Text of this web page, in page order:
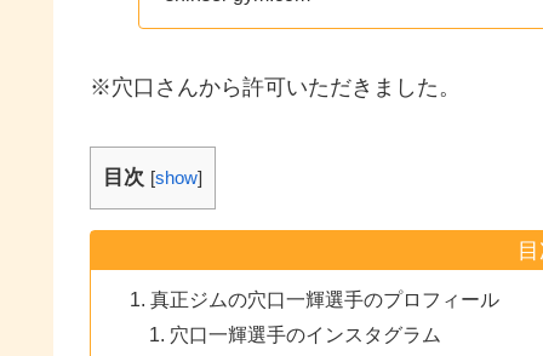
※穴口さんから許可いただきました。
目次 [show]
真正ジムの穴口一輝選手のプロフィール
穴口一輝選手のインスタグラム